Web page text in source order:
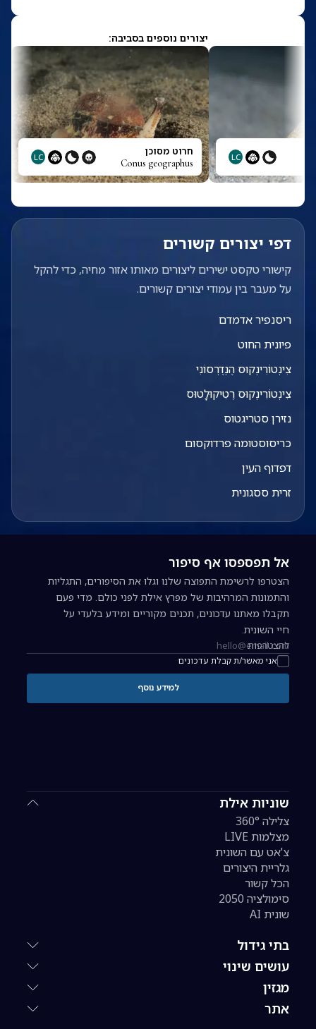
יצורים נוספים בסביבה:
LC חרוט מסוכן
Conus geographus
LC
דפי יצורים קשורים
קישורי טקסט ישירים ליצורים מאותו אזור מחיה, כדי להקל
על מעבר בין עמודי יצורים קשורים.
ריסנפיר אדמדם
פיונית החוט
צִינְטוֹרִינְקוּס הֶנְדֶרְסוֹנִי
צִינְטוֹרִינְקוּס רֶטִיקוּלָטוּס
נזירן סטריגטוס
כריסוסטומה פרדוקסום
דפדוף העין
זרית ססגונית
שוניות אילת
צלילה 360°
מצלמות LIVE
צ'אט עם השונית
גלריית היצורים
הכל קשור
סימולציה 2050
שונית AI
בתי גידול
עושים שינוי
מגזין
אתר
אל תפספסו אף סיפור
הצטרפו לרשימת התפוצה שלנו וגלו את הסיפורים, התגליות
והתמונות המרהיבות של מפרץ אילת לפני כולם. מדי פעם
תקבלו מאתנו עדכונים, תכנים מקוריים ומידע בלעדי על
חיי השונית.
כתובת אימייל להרשמה לניוזלטר
אני מאשר/ת קבלת עדכונים
להצטרפות
למידע נוסף